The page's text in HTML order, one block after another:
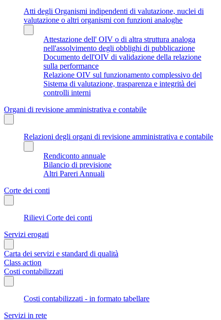
Atti degli Organismi indipendenti di valutazione, nuclei di
valutazione o altri organismi con funzioni analoghe
Attestazione dell' OIV o di altra struttura analoga
nell'assolvimento degli obblighi di pubblicazione
Documento dell'OIV di validazione della relazione
sulla performance
Relazione OIV sul funzionamento complessivo del
Sistema di valutazione, trasparenza e integrità dei
controlli interni
Organi di revisione amministrativa e contabile
Relazioni degli organi di revisione amministrativa e contabile
Rendiconto annuale
Bilancio di previsione
Altri Pareri Annuali
Corte dei conti
Rilievi Corte dei conti
Servizi erogati
Carta dei servizi e standard di qualità
Class action
Costi contabilizzati
Costi contabilizzati - in formato tabellare
Servizi in rete